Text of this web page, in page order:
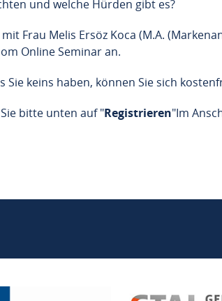
und welche Hürden gibt es?
Frau Melis Ersöz Koca (M.A.
Online Seminar an.
Sie keins haben, können Sie sich
bitte unten auf "Registrieren"Im